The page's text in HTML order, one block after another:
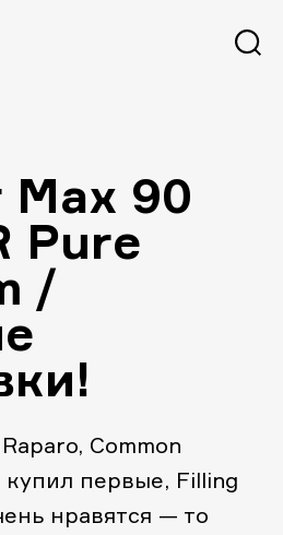
Max 90
Pure
/
Common
купил первые, Filling
нравятся — то